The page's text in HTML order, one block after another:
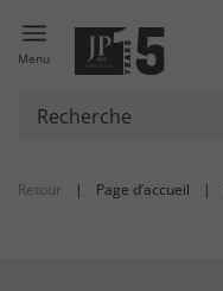
Menu
Retour | Page d’accueil |